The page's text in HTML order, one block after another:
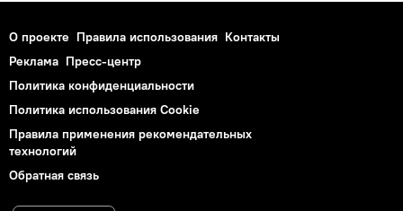
О проекте Правила использования Контакты
Реклама Пресс-центр
Политика конфиденциальности
Политика использования Cookie
Правила применения рекомендательных
технологий
Обратная связь